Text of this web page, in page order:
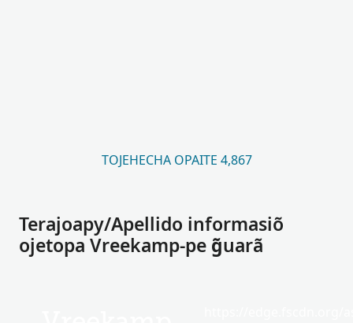
TOJEHECHA OPAITE 4,867
Terajoapy/Apellido informasiõ
ojetopa Vreekamp-pe g̃uarã